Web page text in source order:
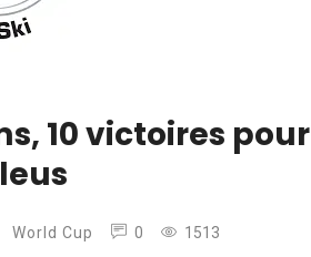
Desgrippes nous
carrière
10 victoires pour
World Cup 0 1513